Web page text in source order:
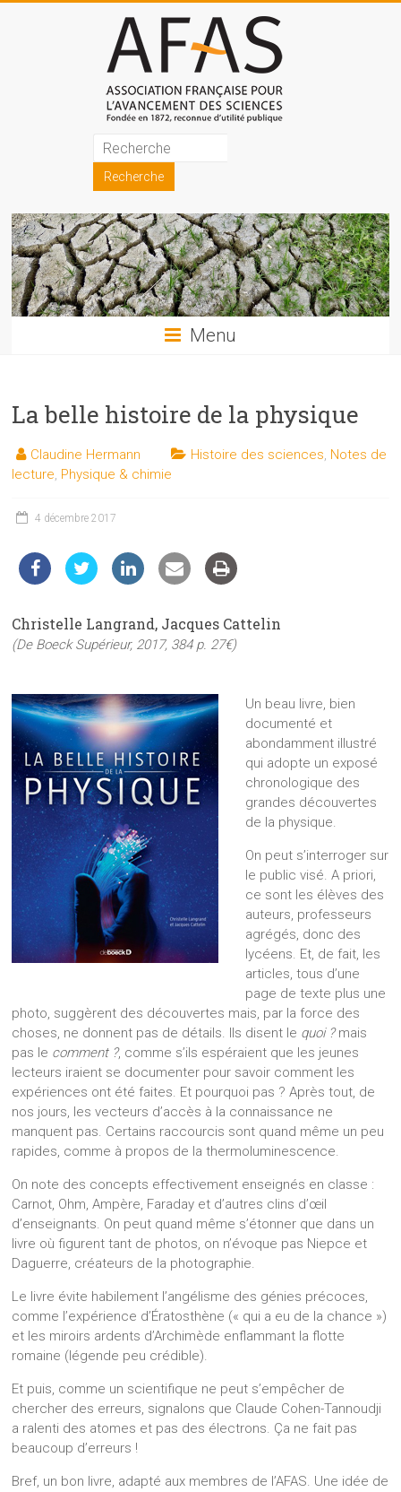
Association
française
pour
l'avancement
des
sciences
les
et
les
auprès
public
Menu
La belle histoire de la physique
Claudine Hermann Histoire des sciences Notes de
lecture Physique & chimie
4 décembre 2017
Christelle Langrand, Jacques Cattelin
(De Boeck Supérieur, 2017, 384 p. 27€)
Un beau livre, bien
documenté et
abondamment illustré
qui adopte un exposé
chronologique des
grandes découvertes
de la physique.
On peut s’interroger sur
le public visé. A priori,
ce sont les élèves des
auteurs, professeurs
agrégés, donc des
lycéens. Et, de fait, les
articles, tous d’une
page de texte plus une
photo, suggèrent des découvertes mais, par la force des
choses, ne donnent pas de détails. Ils disent le quoi ?mais
pas le comment ?, comme s’ils espéraient que les jeunes
lecteurs iraient se documenter pour savoir comment les
expériences ont été faites. Et pourquoi pas ? Après tout, de
nos jours, les vecteurs d’accès à la connaissance ne
manquent pas. Certains raccourcis sont quand même un peu
rapides, comme à propos de la thermoluminescence.
On note des concepts effectivement enseignés en classe :
Carnot, Ohm, Ampère, Faraday et d’autres clins d’œil
d’enseignants. On peut quand même s’étonner que dans un
livre où figurent tant de photos, on n’évoque pas Niepce et
Daguerre, créateurs de la photographie.
Le livre évite habilement l’angélisme des génies précoces,
comme l’expérience d’Ératosthène (« qui a eu de la chance »)
et les miroirs ardents d’Archimède enflammant la flotte
romaine (légende peu crédible).
Et puis, comme un scientifique ne peut s’empêcher de
chercher des erreurs, signalons que Claude Cohen-Tannoudji
a ralenti des atomes et pas des électrons. Ça ne fait pas
beaucoup d’erreurs !
Bref, un bon livre, adapté aux membres de l’AFAS. Une idée de